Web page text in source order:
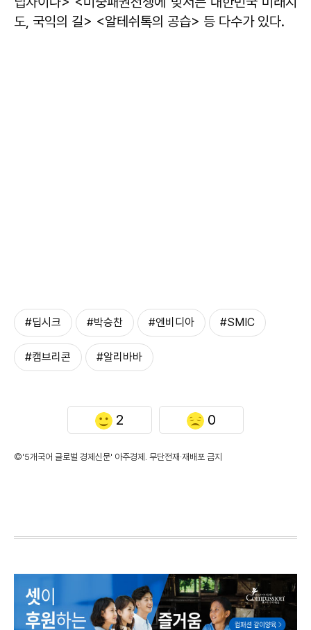
도, 국익의 길> <알테쉬톡의 공습> 등 다수가 있다.
#딥시크 #박승찬 #엔비디아 #SMIC
#캠브리콘 #알리바바
2 0
©'5개국어 글로벌 경제신문' 아주경제. 무단전재·재배포 금지